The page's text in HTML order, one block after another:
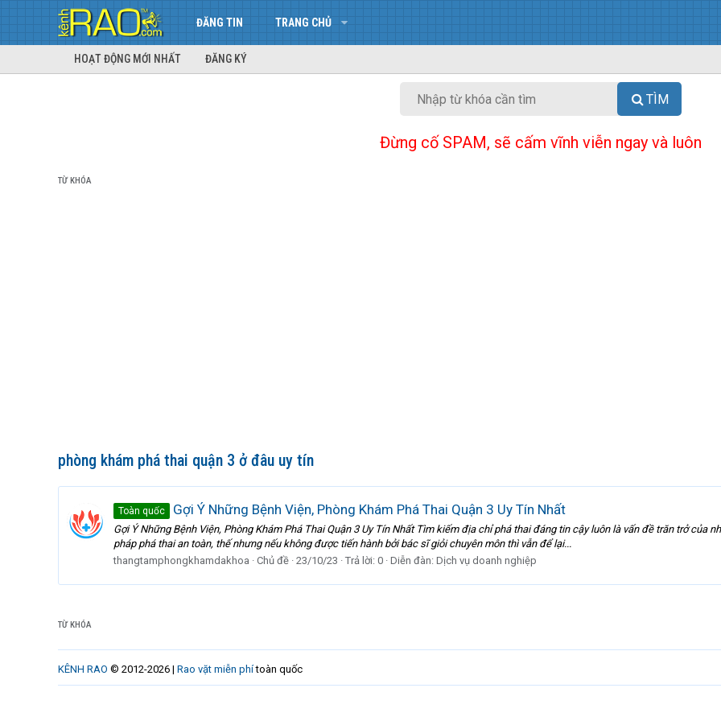
ĐĂNG TIN TRANG CHỦ
HOẠT ĐỘNG MỚI NHẤT ĐĂNG KÝ
TÌM
Đừng cố SPAM, sẽ cấm vĩnh viễn ngay và luôn
TỪ KHÓA
phòng khám phá thai quận 3 ở đâu uy tín
Toàn quốc Gợi Ý Những Bệnh Viện, Phòng Khám Phá Thai Quận 3 Uy Tín Nhất
Gợi Ý Những Bệnh Viện, Phòng Khám Phá Thai Quận 3 Uy Tín Nhất Tìm kiếm địa chỉ phá thai đáng tin cậy luôn là vấn đề trăn trở của
pháp phá thai an toàn, thế nhưng nếu không được tiến hành bởi bác sĩ giỏi chuyên môn thì vẫn để lại...
thangtamphongkhamdakhoa
Chủ đề 23/10/23 Trả lời: 0 Diễn đàn: Dịch vụ doanh nghiệp
TỪ KHÓA
KÊNH RAO © 2012-2026 | Rao vặt miễn phítoàn quốc